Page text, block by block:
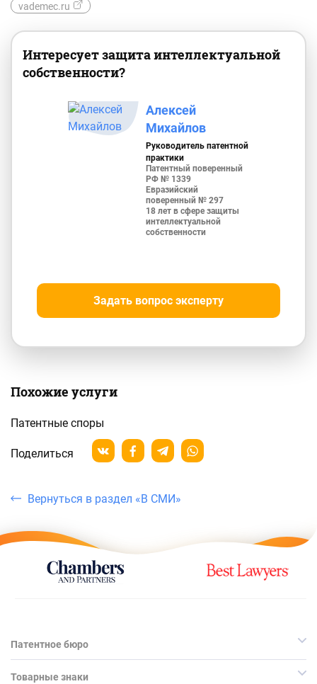
vademec.ru
Интересует защита интеллектуальной
собственности?
Алексей
Михайлов
Руководитель патентной
практики
Патентный поверенный
РФ № 1339
Евразийский
поверенный № 297
18 лет в сфере защиты
интеллектуальной
собственности
Задать вопрос эксперту
Похожие услуги
Патентные споры
Поделиться
Вернуться в раздел «В СМИ»
Патентное бюро
Товарные знаки